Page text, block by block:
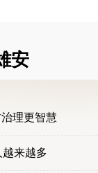
安
理更智慧
来越多